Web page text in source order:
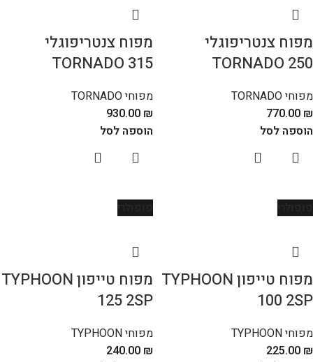
מפוח צנטריפוגלי
TORNADO 250
מפוחי TORNADO
770.00 ₪
הוספה לסל
מפוח צנטריפוגלי
TORNADO 315
מפוחי TORNADO
930.00 ₪
הוספה לסל
מפוח טייפון TYPHOON
100 2SP
מפוחי TYPHOON
225.00 ₪
מפוח טייפון TYPHOON
125 2SP
מפוחי TYPHOON
240.00 ₪